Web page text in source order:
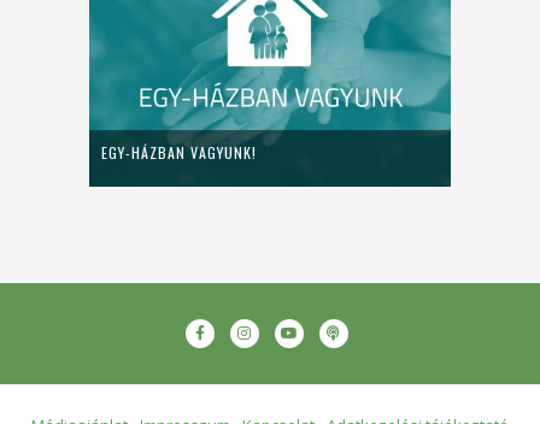
EGY-HÁZBAN VAGYUNK!